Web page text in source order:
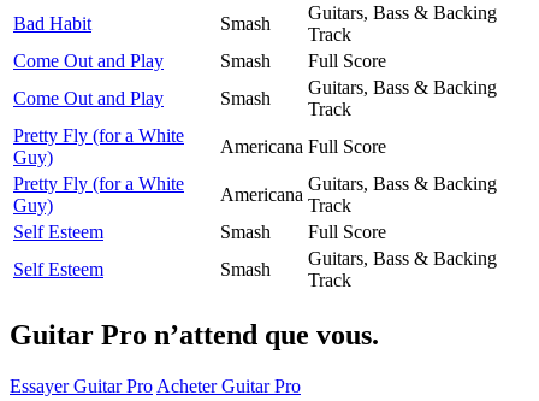
Bad Habit
Smash
Guitars, Bass & Backing
Track
Come Out and Play
Smash
Full Score
Come Out and Play
Smash
Guitars, Bass & Backing
Track
Pretty Fly (for a White
Guy)
Americana Full Score
Pretty Fly (for a White
Guy)
Americana
Guitars, Bass & Backing
Track
Self Esteem
Smash
Full Score
Self Esteem
Smash
Guitars, Bass & Backing
Track
Guitar Pro n’attend que vous.
Essayer Guitar Pro Acheter Guitar Pro